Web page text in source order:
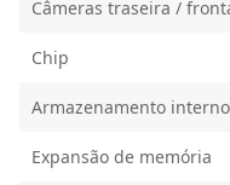
Câmeras traseira /
Chip
Armazenamento interno
Expansão de memória